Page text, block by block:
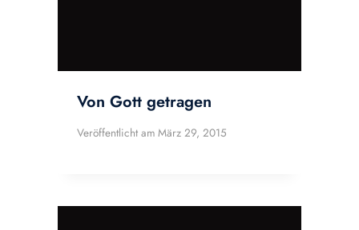
Von Gott getragen
Veröffentlicht am März 29, 2015